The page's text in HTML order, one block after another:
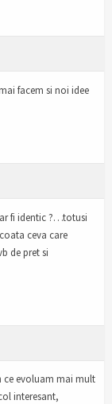
facem si noi idee
ar fi identic ?…totusi
ceva care
de pret si
ce evoluam mai mult
interesant,